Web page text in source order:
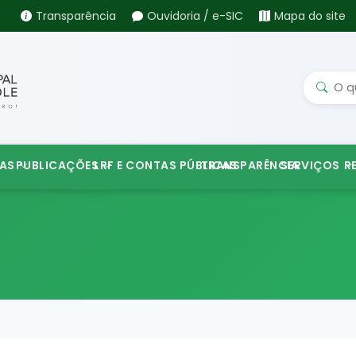
Transparência Ouvidoria / e-SIC Mapa do site
PUBLICAÇÕESLRF E CONTAS PÚBLICASTRANSPARÊNCIASERVIÇOS